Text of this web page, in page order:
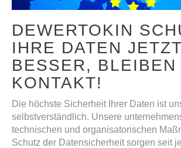
DEWERTOKIN
IHRE DATEN
BESSER, BLEIBEN
KONTAKT!
Die höchste Sicherheit Ihrer Daten ist
selbstverständlich. Unsere
technischen und organisatorischen
Schutz der Datensicherheit sorgen seit